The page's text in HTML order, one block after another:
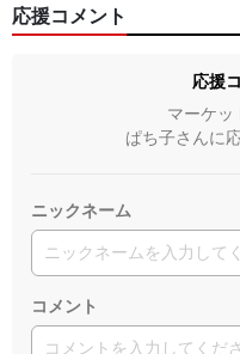
応援コメント
応
マーケッ
ぱち子さんに
ニックネーム
コメント